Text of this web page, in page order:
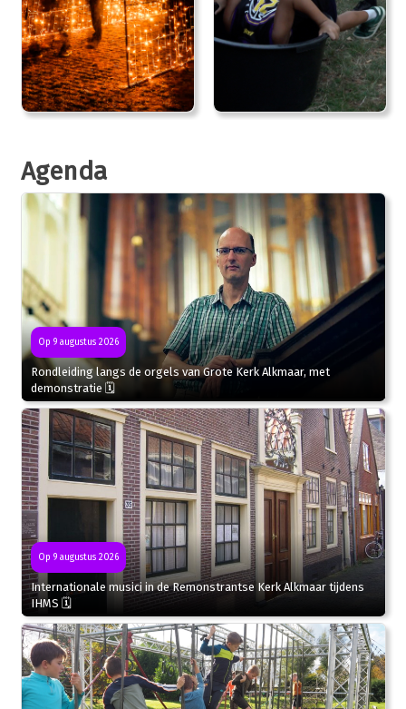
Agenda
Op 9 augustus 2026
Rondleiding langs de orgels van Grote Kerk Alkmaar, met
demonstratie 🗓
Op 9 augustus 2026
Internationale musici in de Remonstrantse Kerk Alkmaar tijdens
IHMS 🗓